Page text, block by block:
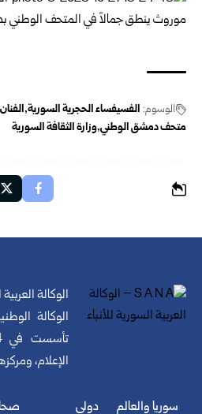
الوسوم: الفسيفساء الحجرية السورية
متحف دمشق الوطني وزارة الثقافة السورية
الوكالة
الوكالة
الإعلام،
سوريا والعالم دولي